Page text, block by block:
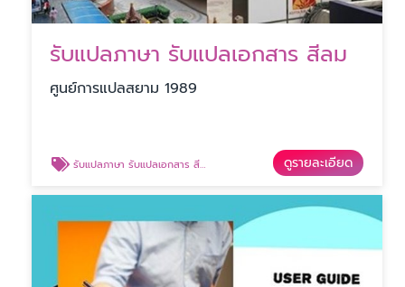
รับแปลภาษา รับแปลเอกสาร สีลม
ศูนย์การแปลสยาม 1989
รับแปลภาษา รับแปลเอกสาร สีลม ดูรายละเอียด